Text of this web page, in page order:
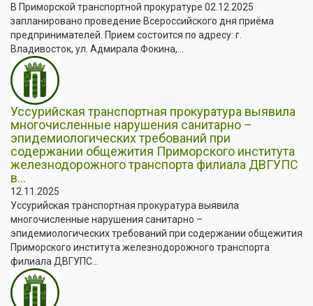
В Приморской транспортной прокуратуре 02.12.2025
запланировано проведение Всероссийского дня приёма
предпринимателей. Прием состоится по адресу: г.
Владивосток, ул. Адмирала Фокина,...
Уссурийская транспортная прокуратура выявила
многочисленные нарушения санитарно –
эпидемиологических требований при
содержании общежития Приморского института
железнодорожного транспорта филиала ДВГУПС
в...
12.11.2025
Уссурийская транспортная прокуратура выявила
многочисленные нарушения санитарно –
эпидемиологических требований при содержании общежития
Приморского института железнодорожного транспорта
филиала ДВГУПС...